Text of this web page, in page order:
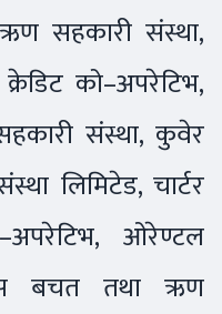
सहकारी संस्था,
को–अपरेटिभ,
संस्था, कुवेर
लिमिटेड, चार्टर
ओरेण्टल
बचत तथा ऋण